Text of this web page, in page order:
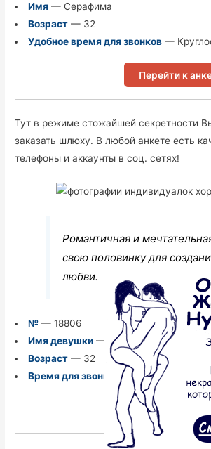
Имя— Серафима
Возраст— 32
Удобное время для звонков—
Перейти к
Тут в режиме стожайшей секретности
заказать шлюху. В любой анкете есть
телефоны и аккаунты в соц. сетях!
Романтичная и
свою половинку для
любви.
№— 18806
Имя девушки— Эльвира
Возраст— 32
Время для звонков — с 14:00 до
Перейти к